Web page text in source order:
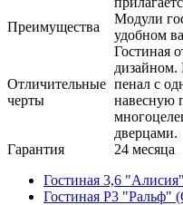
Преимущества
Модули
удобном
Отличительные
черты
Гостиная
дизайном.
пенал с
навесную
дверцами.
Гарантия
24 месяца
Гостиная 3,6
Гостиная Р3 "Ральф"